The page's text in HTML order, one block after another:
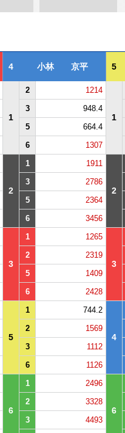
4 小林 京平 5
1
2 1214
1
3 948.4
5 664.4
6 1307
2
1 1911
2
3 2786
5 2364
6 3456
3
1 1265
3
2 2319
5 1409
6 2428
5
1 744.2
4
2 1569
3 1112
6 1126
6
1 2496
6
2 3328
3 4493